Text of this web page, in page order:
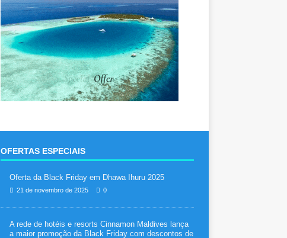
OFERTAS ESPECIAIS
Oferta da Black Friday em Dhawa Ihuru 2025
21 de novembro de 2025 0
A rede de hotéis e resorts Cinnamon Maldives lança
a maior promoção da Black Friday com descontos de